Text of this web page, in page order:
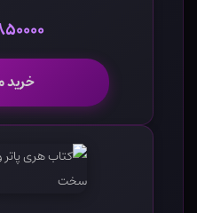
۸۵۰۰۰۰